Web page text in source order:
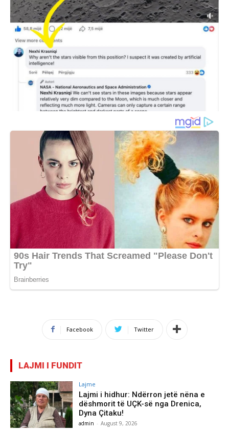
Facebook Twitter
LAJMI I FUNDIT
Lajme
Lajmi i hidhur: Ndërron jetë nëna e
dëshmorit të UÇK-së nga Drenica,
Dyna Çitaku!
admin - August 9, 2026